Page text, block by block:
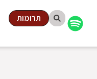
תרומות